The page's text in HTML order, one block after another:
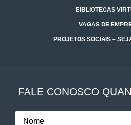
BIBLIOTECAS
VAGAS DE
PROJETOS SOCIAIS –
FALE CONOSCO